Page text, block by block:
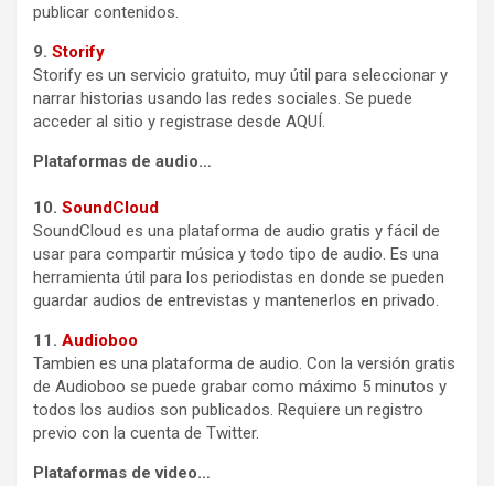
publicar contenidos.
9. Storify
Storify es un servicio gratuito, muy útil para seleccionar y
narrar historias usando las redes sociales. Se puede
acceder al sitio y registrase desde AQUÍ.
Plataformas de audio…
10. SoundCloud
SoundCloud es una plataforma de audio gratis y fácil de
usar para compartir música y todo tipo de audio. Es una
herramienta útil para los periodistas en donde se pueden
guardar audios de entrevistas y mantenerlos en privado.
11. Audioboo
Tambien es una plataforma de audio. Con la versión gratis
de Audioboo se puede grabar como máximo 5 minutos y
todos los audios son publicados. Requiere un registro
previo con la cuenta de Twitter.
Plataformas de video…